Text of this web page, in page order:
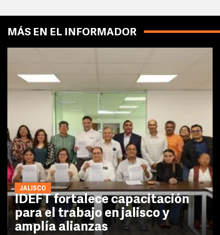
MÁS EN EL INFORMADOR
JALISCO
IDEFT fortalece capacitación
para el trabajo en jalisco y
amplía alianzas